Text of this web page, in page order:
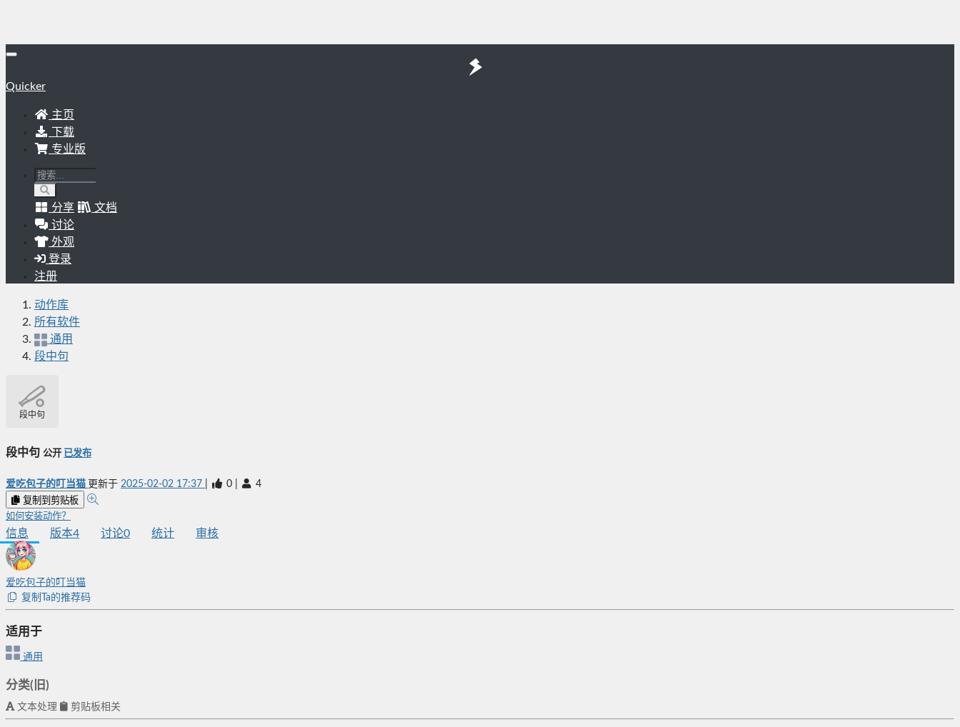
Quicker
主页
下载
专业版
分享
文档
讨论
外观
登录
注册
动作库
所有软件
通用
段中句
段中句
段中句 公开 已发布
爱吃包子的叮当猫 更新于 2025-02-02 17:37 0 4
复制到剪贴板
如何安装动作？
信息 版本4 讨论0 统计 审核
爱吃包子的叮当猫
复制Ta的推荐码
适用于
通用
分类(旧)
文本处理 剪贴板相关